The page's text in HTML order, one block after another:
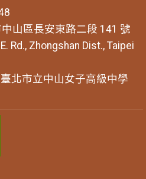
山區長安東路二段 141 號
Rd., Zhongshan Dist., Taipei
臺北市立中山女子高級中學